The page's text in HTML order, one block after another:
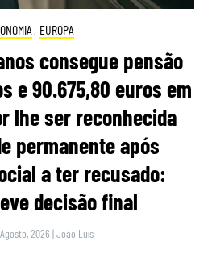
, EUROPA
consegue pensão
e 90.675,80 euros em
lhe ser reconhecida
permanente após
a ter recusado:
decisão final
2026 |João Luís